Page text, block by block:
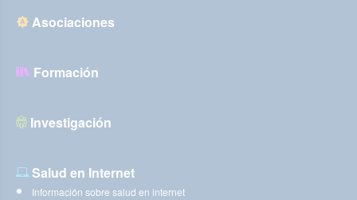
Asociaciones
Formación
Investigación
Salud en Internet
Información sobre salud en internet